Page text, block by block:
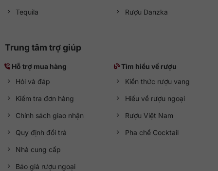
Tequila Rượu Danzka
Trung tâm trợ giúp
Hỗ trợ mua hàng
Hỏi và đáp
Kiểm tra đơn hàng
Chính sách giao nhận
Quy định đổi trả
Nhà cung cấp
Báo giá rượu ngoại
Tìm hiểu về rượu
Kiến thức rượu vang
Hiểu về rượu ngoại
Rượu Việt Nam
Pha chế Cocktail